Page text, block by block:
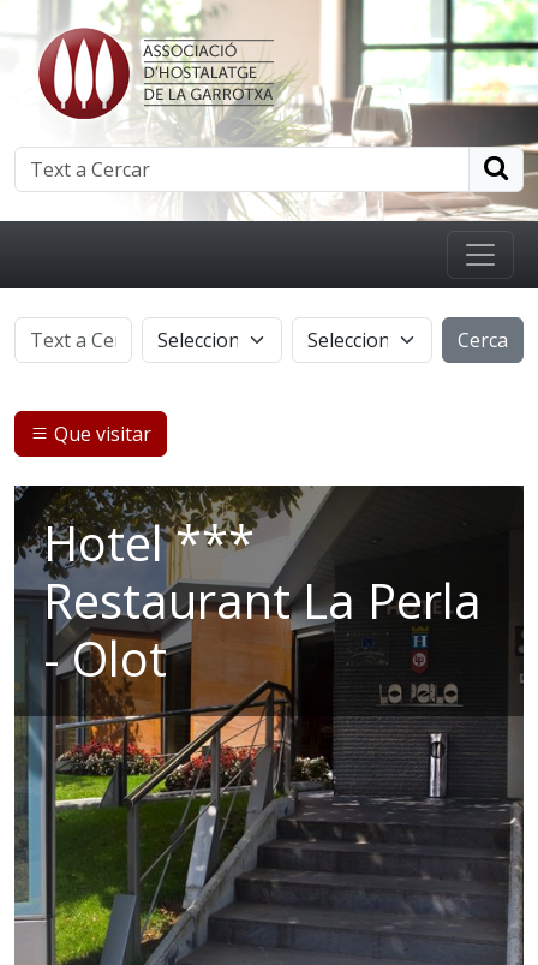
Cerca
Que visitar
Hotel ***
Restaurant La Perla
- Olot